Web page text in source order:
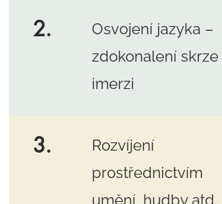
2.
Osvojení jazyka –
zdokonalení skrze
imerzi
3.
Rozvíjení
prostřednictvím
umění, hudby atd.